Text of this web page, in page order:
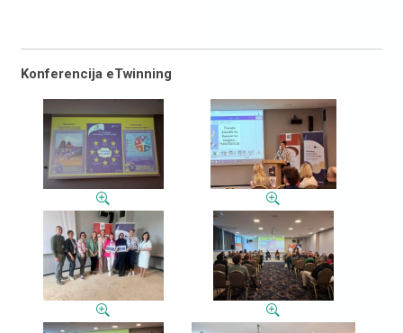
Konferencija eTwinning